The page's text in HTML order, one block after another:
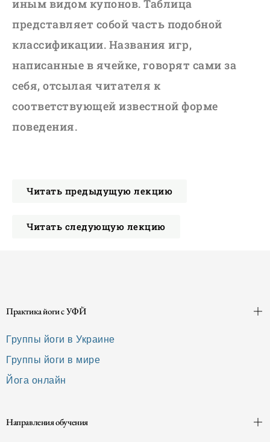
иным видом купонов. Таблица
представляет собой часть подобной
классификации. Названия игр,
написанные в ячейке, говорят сами за
себя, отсылая читателя к
соответствующей известной форме
поведения.
Читать предыдущую лекцию
Читать следующую лекцию
Практика йоги с УФЙ
Группы йоги в Украине
Группы йоги в мире
Йога онлайн
Направления обучения